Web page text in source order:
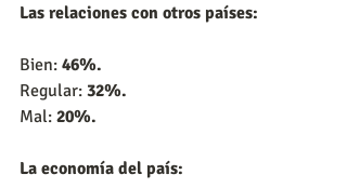
Las relaciones con otros países:
Bien: 46%.
Regular: 32%.
Mal: 20%.
La economía del país: